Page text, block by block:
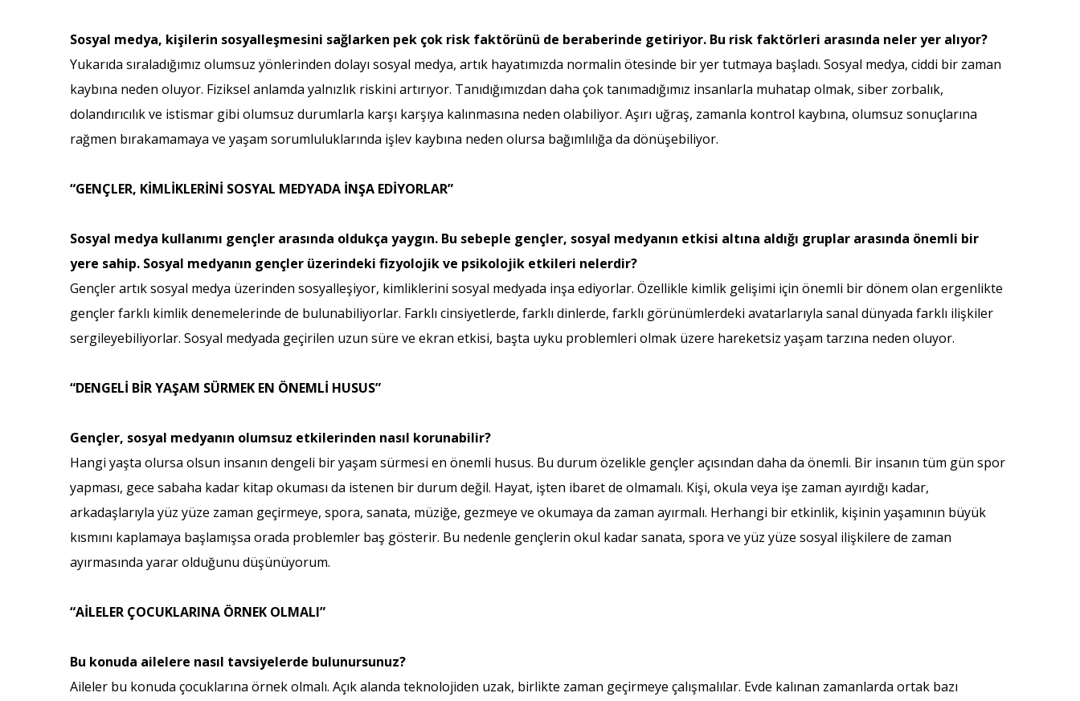
Sosyal medya, kişilerin sosyalleşmesini sağlarken pek çok risk faktörünü de beraberinde getiriyor. Bu risk faktörleri arasında neler yer alıyor?
Yukarıda sıraladığımız olumsuz yönlerinden dolayı sosyal medya, artık hayatımızda normalin ötesinde bir yer tutmaya başladı. Sosyal medya, ciddi bir zaman
kaybına neden oluyor. Fiziksel anlamda yalnızlık riskini artırıyor. Tanıdığımızdan daha çok tanımadığımız insanlarla muhatap olmak, siber zorbalık,
dolandırıcılık ve istismar gibi olumsuz durumlarla karşı karşıya kalınmasına neden olabiliyor. Aşırı uğraş, zamanla kontrol kaybına, olumsuz sonuçlarına
rağmen bırakamamaya ve yaşam sorumluluklarında işlev kaybına neden olursa bağımlılığa da dönüşebiliyor.
“GENÇLER, KİMLİKLERİNİ SOSYAL MEDYADA İNŞA EDİYORLAR”
Sosyal medya kullanımı gençler arasında oldukça yaygın. Bu sebeple gençler, sosyal medyanın etkisi altına aldığı gruplar arasında önemli bir
yere sahip. Sosyal medyanın gençler üzerindeki fizyolojik ve psikolojik etkileri nelerdir?
Gençler artık sosyal medya üzerinden sosyalleşiyor, kimliklerini sosyal medyada inşa ediyorlar. Özellikle kimlik gelişimi için önemli bir dönem olan ergenlikte
gençler farklı kimlik denemelerinde de bulunabiliyorlar. Farklı cinsiyetlerde, farklı dinlerde, farklı görünümlerdeki avatarlarıyla sanal dünyada farklı ilişkiler
sergileyebiliyorlar. Sosyal medyada geçirilen uzun süre ve ekran etkisi, başta uyku problemleri olmak üzere hareketsiz yaşam tarzına neden oluyor.
“DENGELİ BİR YAŞAM SÜRMEK EN ÖNEMLİ HUSUS”
Gençler, sosyal medyanın olumsuz etkilerinden nasıl korunabilir?
Hangi yaşta olursa olsun insanın dengeli bir yaşam sürmesi en önemli husus. Bu durum özelikle gençler açısından daha da önemli. Bir insanın tüm gün spor
yapması, gece sabaha kadar kitap okuması da istenen bir durum değil. Hayat, işten ibaret de olmamalı. Kişi, okula veya işe zaman ayırdığı kadar,
arkadaşlarıyla yüz yüze zaman geçirmeye, spora, sanata, müziğe, gezmeye ve okumaya da zaman ayırmalı. Herhangi bir etkinlik, kişinin yaşamının büyük
kısmını kaplamaya başlamışsa orada problemler baş gösterir. Bu nedenle gençlerin okul kadar sanata, spora ve yüz yüze sosyal ilişkilere de zaman
ayırmasında yarar olduğunu düşünüyorum.
“AİLELER ÇOCUKLARINA ÖRNEK OLMALI”
Bu konuda ailelere nasıl tavsiyelerde bulunursunuz?
Aileler bu konuda çocuklarına örnek olmalı. Açık alanda teknolojiden uzak, birlikte zaman geçirmeye çalışmalılar. Evde kalınan zamanlarda ortak bazı